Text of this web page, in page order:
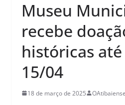
Museu
recebe
históricas
15/04
18 de março de 2025 OAtibaiense